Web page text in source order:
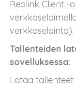
Reolink Client -
verkkoselainta).
Tallenteiden
sovelluksessa:
Lataa tallenteet